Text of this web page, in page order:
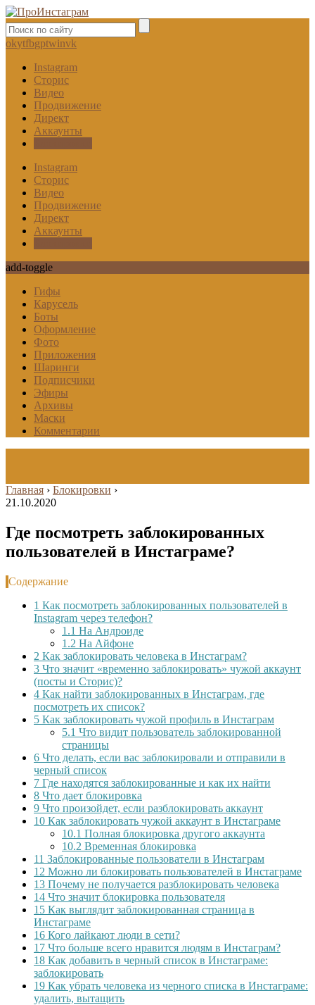
okytfbgptwinvk
Instagram
Сторис
Видео
Продвижение
Директ
Аккаунты
Instagram
Сторис
Видео
Продвижение
Директ
Аккаунты
add-toggle
Гифы
Карусель
Боты
Оформление
Фото
Приложения
Шаринги
Подписчики
Эфиры
Архивы
Маски
Комментарии
Главная › Блокировки ›
21.10.2020
Где посмотреть заблокированных
пользователей в Инстаграме?
Содержание
1 Как посмотреть заблокированных пользователей в
Instagram через телефон?
1.1 На Андроиде
1.2 На Айфоне
2 Как заблокировать человека в Инстаграм?
3 Что значит «временно заблокировать» чужой аккаунт
(посты и Сторис)?
4 Как найти заблокированных в Инстаграм, где
посмотреть их список?
5 Как заблокировать чужой профиль в Инстаграм
5.1 Что видит пользователь заблокированной
страницы
6 Что делать, если вас заблокировали и отправили в
черный список
7 Где находятся заблокированные и как их найти
8 Что дает блокировка
9 Что произойдет, если разблокировать аккаунт
10 Как заблокировать чужой аккаунт в Инстаграме
10.1 Полная блокировка другого аккаунта
10.2 Временная блокировка
11 Заблокированные пользователи в Инстаграм
12 Можно ли блокировать пользователей в Инстаграме
13 Почему не получается разблокировать человека
14 Что значит блокировка пользователя
15 Как выглядит заблокированная страница в
Инстаграме
16 Кого лайкают люди в сети?
17 Что больше всего нравится людям в Инстаграм?
18 Как добавить в черный список в Инстаграме:
заблокировать
19 Как убрать человека из черного списка в Инстаграме:
удалить, вытащить